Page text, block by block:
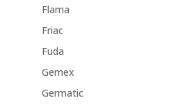
Flama
Friac
Fuda
Gemex
Germatic